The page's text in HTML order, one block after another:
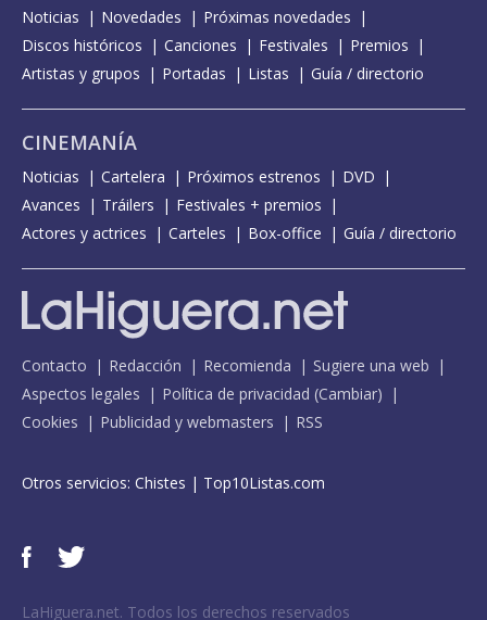
Noticias Novedades
Próximas novedades
Discos históricos
Canciones Festivales
Premios
Artistas y grupos
Portadas Listas Guía / directorio
CINEMANÍA
Noticias Cartelera Próximos estrenos
DVD
Avances
Tráilers
Festivales + premios
Actores y actrices
Carteles Box-office Guía / directorio
Contacto Redacción Recomienda
Sugiere una web
Aspectos legales
Política de privacidad (Cambiar)
Cookies
Publicidad y webmasters RSS
Otros servicios: Chistes | Top10Listas.com
LaHiguera.net. Todos los derechos reservados